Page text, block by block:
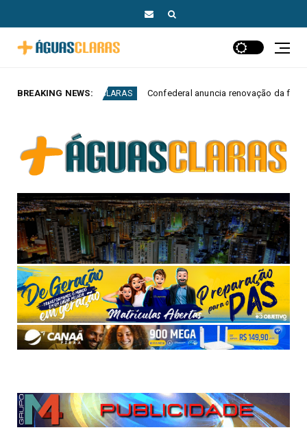
BREAKING NEWS:
Confederal anuncia renovação da frota com veículos elétricos e